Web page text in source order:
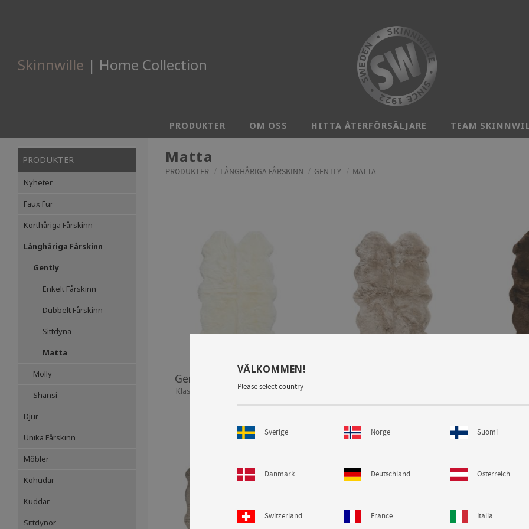
Skinnwille | Home Collection
PRODUKTER OM OSS HITTA ÅTERFÖRSÄLJARE TEAM
Matta
PRODUKTER LÅNGHÅRIGA FÅRSKINN GENTLY MATTA
Gently Carpet M4 - White
Klassisk exklusiv matta i långhårigt
Klassisk
PRODUKTER
Nyheter
Faux Fur
Korthåriga Fårskinn
Långhåriga Fårskinn
Gently
Enkelt Fårskinn
Dubbelt Fårskinn
Sittdyna
Matta
Molly
Shansi
Djur
Unika Fårskinn
Möbler
Kohudar
Kuddar
Sittdynor
VÄLKOMMEN!
Please select country
Sverige Norge Suomi
Danmark Deutschland Österreich
Switzerland France Italia